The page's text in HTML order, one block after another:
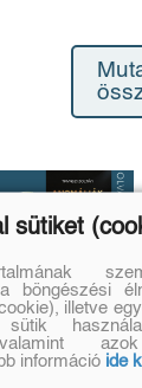
Mi történik akkor,
létezik egy
tárgy, ami
sütiket
böngészési
illetve
információ ide